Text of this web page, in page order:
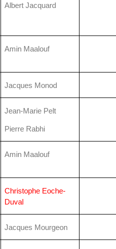
Albert Jacquard
Amin Maalouf
Jacques Monod
Jean-Marie Pelt
Pierre Rabhi
Amin Maalouf
Christophe Eoche-
Duval
Jacques Mourgeon